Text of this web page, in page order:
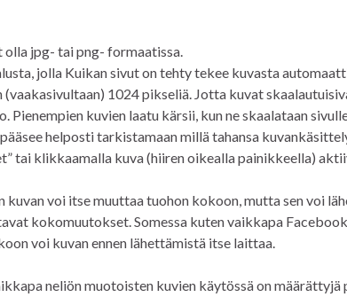
olla jpg- tai png- formaatissa.
jolla Kuikan sivut on tehty tekee kuvasta
(vaakasivultaan) 1024 pikseliä. Jotta kuvat
Pienempien kuvien laatu kärsii, kun ne skaalataan
helposti tarkistamaan millä tahansa
tai klikkaamalla kuva (hiiren oikealla painikkeella)
kuvan voi itse muuttaa tuohon kokoon, mutta sen voi
kokomuutokset. Somessa kuten vaikkapa
voi kuvan ennen lähettämistä itse laittaa.
neliön muotoisten kuvien käytössä on